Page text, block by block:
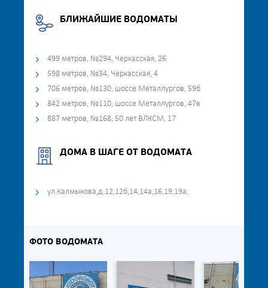
БЛИЖАЙШИЕ ВОДОМАТЫ
499 метров, №294, Черкасская, 26
598 метров, №34, Черкасская, 4
706 метров, №130, шоссе Металлургов, 59б
842 метров, №110, шоссе Металлургов, 47в
887 метров, №168, 50 лет ВЛКСМ, 17
ДОМА В ШАГЕ ОТ ВОДОМАТА
ул.Калмыкова,д.12,12б,14,14а,16,19,19а;
ФОТО ВОДОМАТА